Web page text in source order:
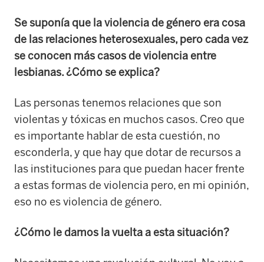
Se suponía que la violencia de género era cosa
de las relaciones heterosexuales, pero cada vez
se conocen más casos de violencia entre
lesbianas. ¿Cómo se explica?
Las personas tenemos relaciones que son
violentas y tóxicas en muchos casos. Creo que
es importante hablar de esta cuestión, no
esconderla, y que hay que dotar de recursos a
las instituciones para que puedan hacer frente
a estas formas de violencia pero, en mi opinión,
eso no es violencia de género.
¿Cómo le damos la vuelta a esta situación?